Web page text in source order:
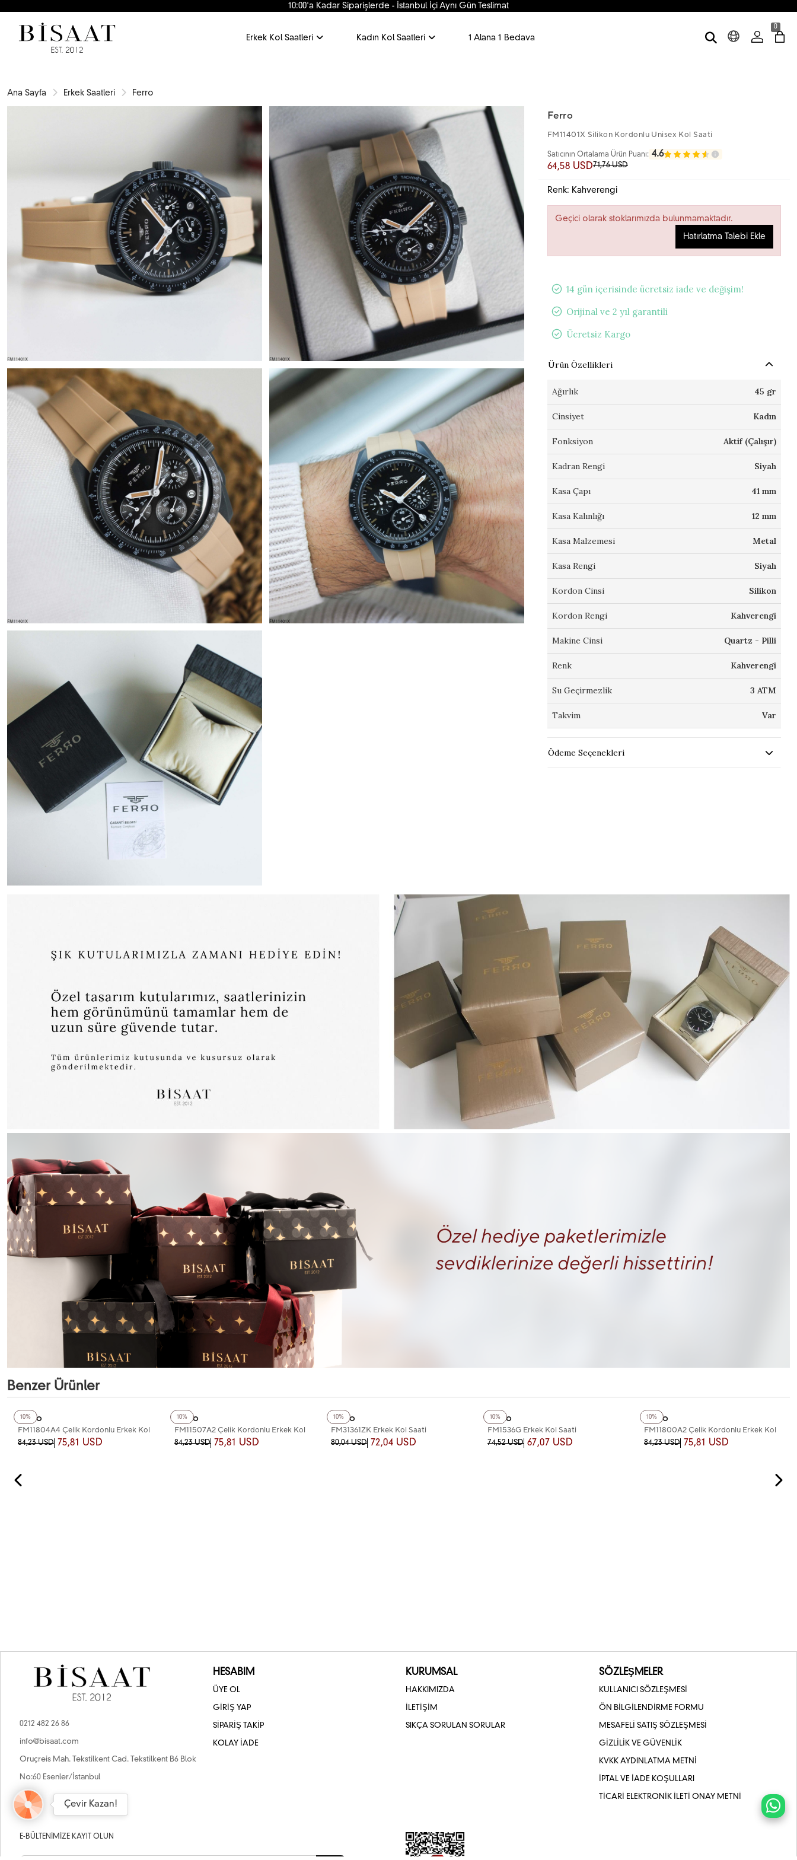
10:00'a Kadar Siparişlerde - İstanbul İçi Aynı Gün Teslimat
Erkek Kol Saatleri Kadın Kol Saatleri 1 Alana 1 Bedava
0
Ana Sayfa Erkek Saatleri Ferro
Ferro
FM11401X Silikon Kordonlu Unisex Kol Saati
Satıcının Ortalama Ürün Puanı: 4.6
64,58 USD71,76 USD
Renk: Kahverengi
Geçici olarak stoklarımızda bulunmamaktadır.
Hatırlatma Talebi Ekle
14 gün içerisinde ücretsiz iade ve değişim!
Orijinal ve 2 yıl garantili
Ücretsiz Kargo
Ürün Özellikleri
Ağırlık 45 gr
Cinsiyet Kadın
Fonksiyon Aktif (Çalışır)
Kadran Rengi Siyah
Kasa Çapı 41 mm
Kasa Kalınlığı 12 mm
Kasa Malzemesi Metal
Kasa Rengi Siyah
Kordon Cinsi Silikon
Kordon Rengi Kahverengi
Makine Cinsi Quartz - Pilli
Renk Kahverengi
Su Geçirmezlik 3 ATM
Takvim Var
Ödeme Seçenekleri
Benzer Ürünler
10%
+2Renk
Ferro
FM11804A4 Çelik Kordonlu Erkek Kol
Saati
84,23 USD 75,81 USD
10%
+2Renk
Ferro
FM11507A2 Çelik Kordonlu Erkek Kol
Saati
84,23 USD 75,81 USD
10%
+2Renk
Ferro
FM31361ZK Erkek Kol Saati
80,04 USD 72,04 USD
10%
+2Renk
Ferro
FM1536G Erkek Kol Saati
74,52 USD 67,07 USD
10%
+2Renk
Ferro
FM11800A2 Çelik Kordonlu Erkek Kol
Saati
84,23 USD 75,81 USD
0212 482 26 86
info@bisaat.com
Oruçreis Mah. Tekstilkent Cad. Tekstilkent B6 Blok
No:60 Esenler/İstanbul
HESABIM
ÜYE OL
GİRİŞ YAP
SİPARİŞ TAKİP
KOLAY İADE
KURUMSAL
HAKKIMIZDA
İLETİŞİM
SIKÇA SORULAN SORULAR
SÖZLEŞMELER
KULLANICI SÖZLEŞMESİ
ÖN BİLGİLENDİRME FORMU
MESAFELİ SATIŞ SÖZLEŞMESİ
GİZLİLİK VE GÜVENLİK
KVKK AYDINLATMA METNİ
İPTAL VE İADE KOŞULLARI
TİCARİ ELEKTRONİK İLETİ ONAY METNİ
E-BÜLTENIMIZE KAYIT OLUN
Çevir Kazan!